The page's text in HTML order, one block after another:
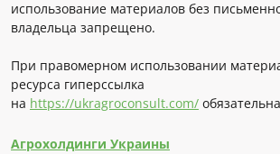
использование материалов без
владельца запрещено.
При правомерном использовании
ресурса гиперссылка
на https://ukragroconsult.com/
Агрохолдинги Украины